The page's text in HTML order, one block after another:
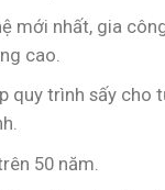
mới nhất, gia
cao.
trình sấy
50 năm.